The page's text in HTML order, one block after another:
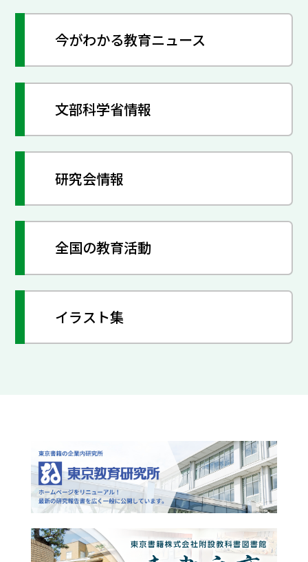
今がわかる教育ニュース
文部科学省情報
研究会情報
全国の教育活動
イラスト集